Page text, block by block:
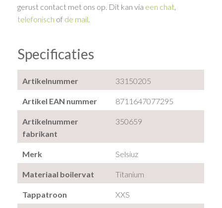
gerust contact met ons op. Dit kan via een chat,
telefonisch of de mail.
Specificaties
Artikelnummer 33150205
Artikel EAN nummer 8711647077295
Artikelnummer
fabrikant
350659
Merk Selsiuz
Materiaal boilervat Titanium
Tappatroon XXS